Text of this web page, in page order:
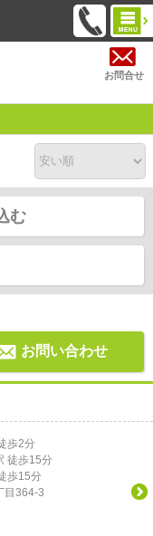
お問合せ
む
お問い合わせ
歩2分
徒歩15分
歩15分
目364-3